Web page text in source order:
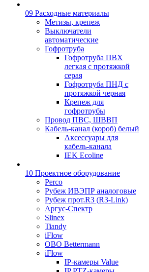
09 Расходные материалы
Метизы, крепеж
Выключатели
автоматические
Гофротруба
Гофротруба ПВХ
легкая с протяжкой
серая
Гофротруба ПНД с
протяжкой черная
Крепеж для
гофротрубы
Провод ПВС, ШВВП
Кабель-канал (короб) белый
Аксессуары для
кабель-канала
IEK Ecoline
10 Проектное оборудование
Perco
Рубеж ИВЭПР аналоговые
Рубеж прот.R3 (R3-Link)
Аргус-Спектр
Slinex
Tiandy
iFlow
OBO Bettermann
iFlow
IP-камеры Value